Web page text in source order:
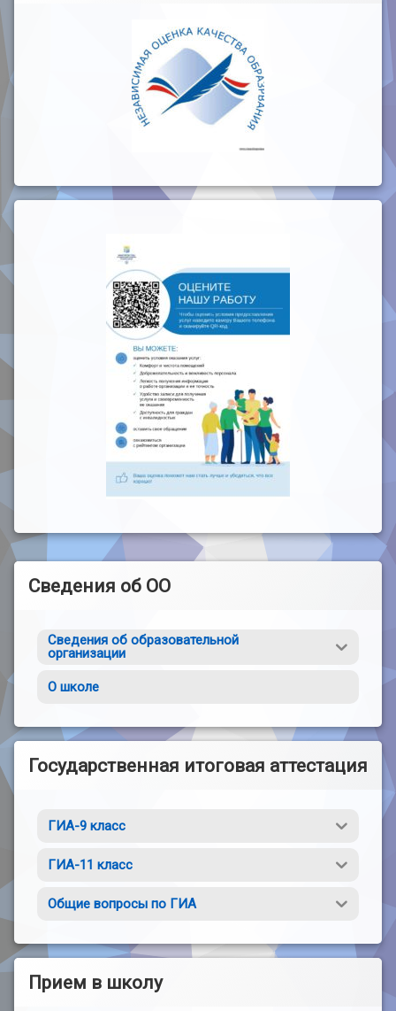
Сведения об ОО
Сведения об образовательной
организации
О школе
Государственная итоговая аттестация
ГИА-9 класс
ГИА-11 класс
Общие вопросы по ГИА
Прием в школу